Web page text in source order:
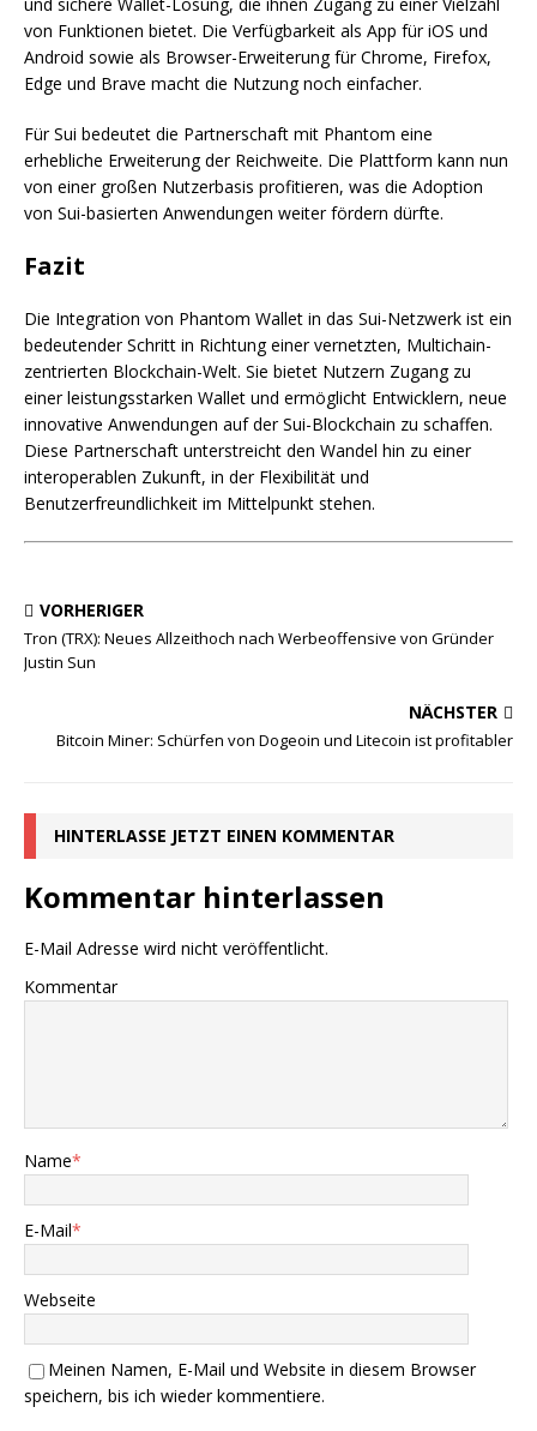
von Funktionen bietet. Die Verfügbarkeit als App für iOS und
Android sowie als Browser-Erweiterung für Chrome, Firefox,
Edge und Brave macht die Nutzung noch einfacher.
Für Sui bedeutet die Partnerschaft mit Phantom eine
erhebliche Erweiterung der Reichweite. Die Plattform kann nun
von einer großen Nutzerbasis profitieren, was die Adoption
von Sui-basierten Anwendungen weiter fördern dürfte.
Fazit
Die Integration von Phantom Wallet in das Sui-Netzwerk ist ein
bedeutender Schritt in Richtung einer vernetzten, Multichain-
zentrierten Blockchain-Welt. Sie bietet Nutzern Zugang zu
einer leistungsstarken Wallet und ermöglicht Entwicklern, neue
innovative Anwendungen auf der Sui-Blockchain zu schaffen.
Diese Partnerschaft unterstreicht den Wandel hin zu einer
interoperablen Zukunft, in der Flexibilität und
Benutzerfreundlichkeit im Mittelpunkt stehen.
VORHERIGER
Tron (TRX): Neues Allzeithoch nach Werbeoffensive von Gründer
Justin Sun
NÄCHSTER
Bitcoin Miner: Schürfen von Dogeoin und Litecoin ist profitabler
HINTERLASSE JETZT EINEN KOMMENTAR
Kommentar hinterlassen
E-Mail Adresse wird nicht veröffentlicht.
Kommentar
Name*
E-Mail*
Webseite
Meinen Namen, E-Mail und Website in diesem Browser
speichern, bis ich wieder kommentiere.